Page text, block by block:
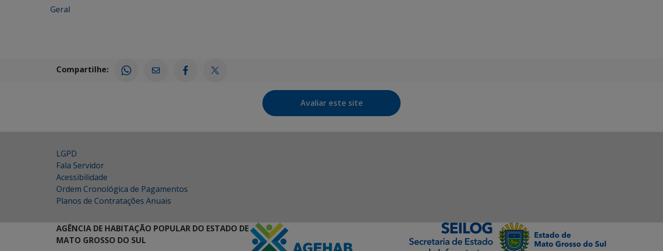
Geral
Compartilhe:
Avaliar este site
LGPD
Fala Servidor
Acessibilidade
Ordem Cronológica de Pagamentos
Planos de Contratações Anuais
AGÊNCIA DE HABITAÇÃO POPULAR DO ESTADO DE
MATO GROSSO DO SUL